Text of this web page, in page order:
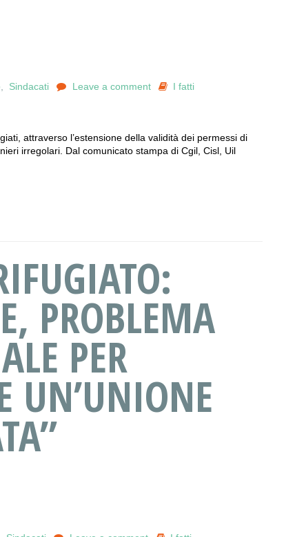
, Sindacati Leave a comment I fatti
attraverso l’estensione della validità dei permessi di
irregolari. Dal comunicato stampa di Cgil, Cisl, Uil
PROBLEMA
PER
UN’UNIONE